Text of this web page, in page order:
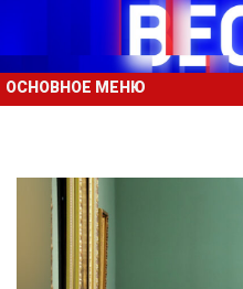
ОСНОВНОЕ МЕНЮ